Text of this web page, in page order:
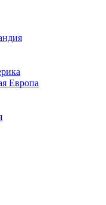
Европа